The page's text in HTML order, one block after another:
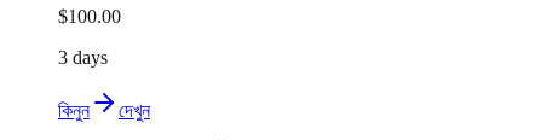
$100.00
3 days
কিনুন
দেখুন